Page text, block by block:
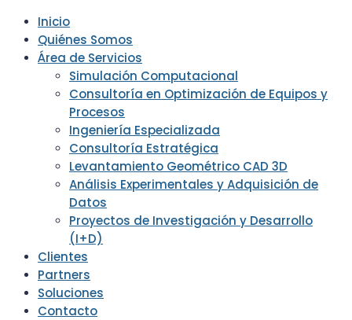
Inicio
Quiénes Somos
Área de Servicios
Simulación Computacional
Consultoría en Optimización de Equipos y
Procesos
Ingeniería Especializada
Consultoría Estratégica
Levantamiento Geométrico CAD 3D
Análisis Experimentales y Adquisición de
Datos
Proyectos de Investigación y Desarrollo
(I+D)
Clientes
Partners
Soluciones
Contacto